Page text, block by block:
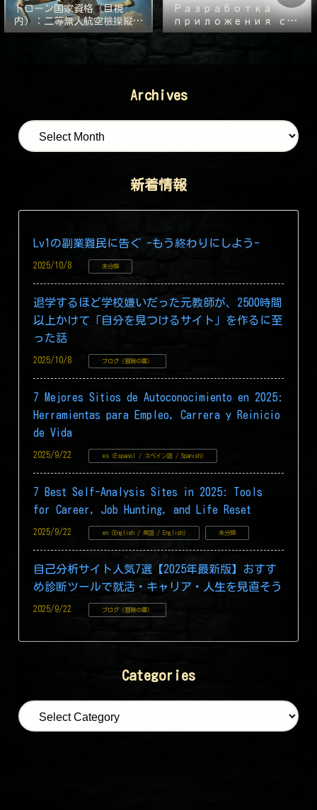
ドローン国家資格（目視
内）：二等無人航空機操縦士
の実技審査の対策
Разработка
приложения с
нуля — 1000
часов. Часть 2:
Archives
新着情報
Lv1の副業難民に告ぐ -もう終わりにしよう-
2025/10/8 未分類
退学するほど学校嫌いだった元教師が、2500時間
以上かけて「自分を見つけるサイト」を作るに至
った話
2025/10/8 ブログ（冒険の書）
7 Mejores Sitios de Autoconocimiento en 2025:
Herramientas para Empleo, Carrera y Reinicio
de Vida
2025/9/22 es (Español / スペイン語 / Spanish)
7 Best Self-Analysis Sites in 2025: Tools
for Career, Job Hunting, and Life Reset
2025/9/22 en (English / 英語 / English) 未分類
自己分析サイト人気7選【2025年最新版】おすす
め診断ツールで就活・キャリア・人生を見直そう
2025/9/22 ブログ（冒険の書）
Categories